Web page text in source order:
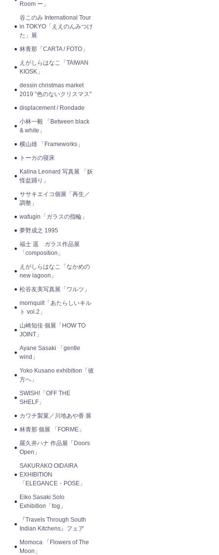
Room ー」
谷このみ International Tour
in TOKYO「ええのんみつけ
た」展
林青那「CARTA / FOTO」
えがしらはなこ「TAIWAN
KIOSK」
dessin christmas market
2019 "色のないクリスマス"
displacement / Rondade
小林一毅 「Between black
& white」
横山雄 「Frameworks」
トーカの寝床
Kalina Leonard 写真展 「妖
怪盆踊り」
ササキエイコ個展「再生／
調整」
wafugin「ガラスの指輪」
夢野成之 1995
福士 遥 ガラス作品展
「composition」
えがしらはなこ「なかめの
new lagoon」
松谷友美写真展「ワルツ」
mornquilt「あたらしいキル
ト vol.2」
山崎知佳 個展「HOW TO
JOINT」
Ayane Sasaki 「gentle
wind」
Yoko Kusano exhibition「彼
方へ」
SWISH!「OFF THE
SHELF」
カワチ製菓／川地あや香 展
林青那 個展 「FORME」
羅久井ハナ 作品展「Doors
Open」
SAKURAKO OIDAIRA
EXHIBITION
「ELEGANCE・POSE」
Eiko Sasaki Solo
Exhibition「fog」
『Travels Through South
Indian Kitchens』フェア
Momoca 「Flowers of The
Moon」